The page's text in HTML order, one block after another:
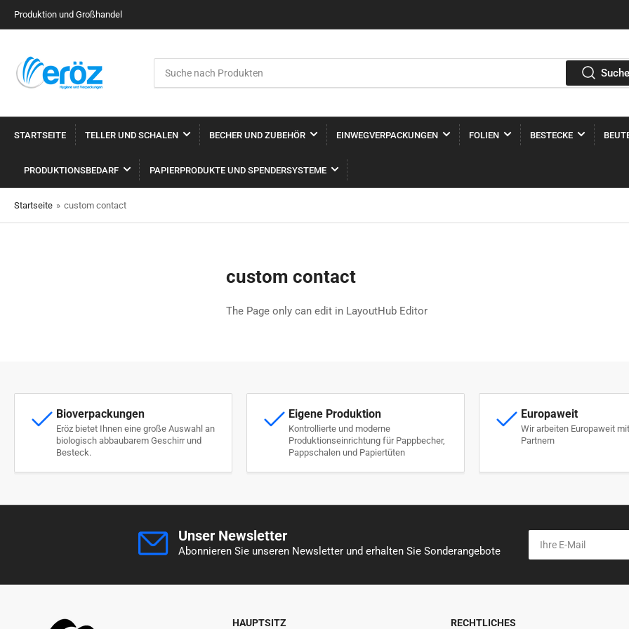
Produktion und Großhandel
nach
Produkten
Suche
STARTSEITE TELLER UND SCHALEN BECHER UND ZUBEHÖR EINWEGVERPACKUNGEN FOLIEN BESTECKE
PRODUKTIONSBEDARF PAPIERPRODUKTE UND SPENDERSYSTEME
Startseite » custom contact
custom contact
The Page only can edit in LayoutHub Editor
Bioverpackungen
Eröz bietet Ihnen eine große Auswahl an
biologisch abbaubarem Geschirr und
Besteck.
Eigene Produktion
Kontrollierte und moderne
Produktionseinrichtung für Pappbecher,
Pappschalen und Papiertüten
Europaweit
Wir arbeiten Europaweit
Partnern
Unser Newsletter
Abonnieren Sie unseren Newsletter und erhalten Sie Sonderangebote
Ihre
Mail
HAUPTSITZ RECHTLICHES